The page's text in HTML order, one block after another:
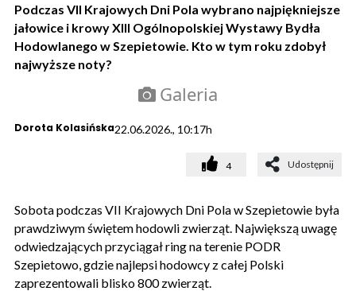
Podczas VII Krajowych Dni Pola wybrano najpiękniejsze
jałowice i krowy XIII Ogólnopolskiej Wystawy Bydła
Hodowlanego w Szepietowie. Kto w tym roku zdobył
najwyższe noty?
Galeria
Dorota Kolasińska22.06.2026., 10:17h
4 Udostępnij
Sobota podczas VII Krajowych Dni Pola w Szepietowie była
prawdziwym świętem hodowli zwierząt. Największą uwagę
odwiedzających przyciągał ring na terenie PODR
Szepietowo, gdzie najlepsi hodowcy z całej Polski
zaprezentowali blisko 800 zwierząt.